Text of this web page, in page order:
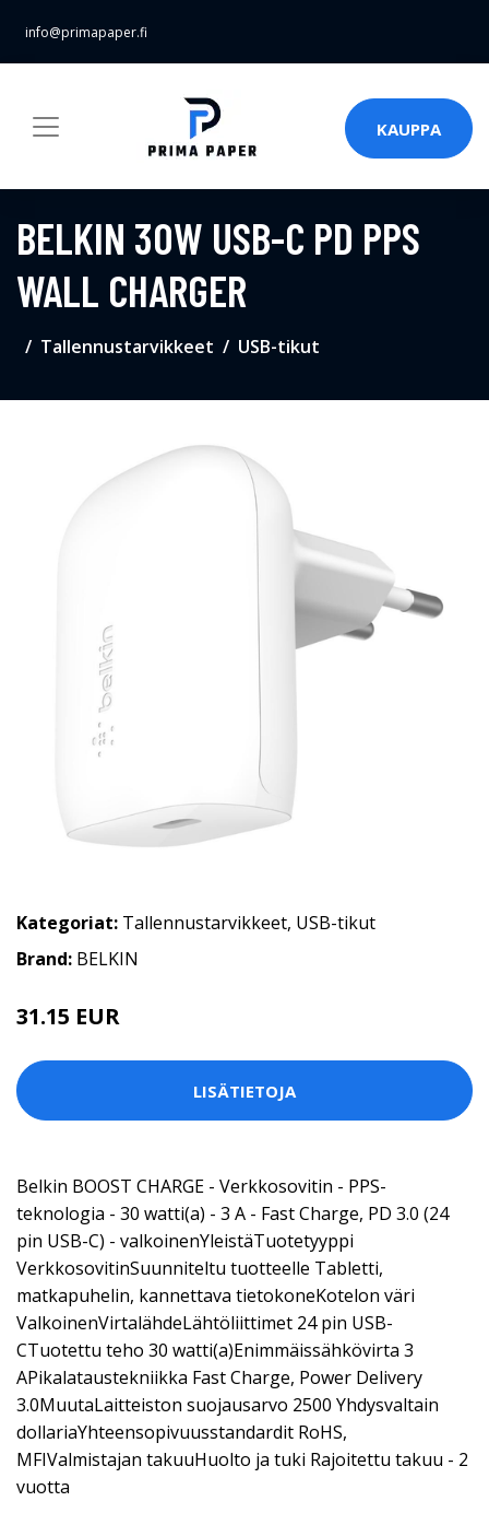
info@primapaper.fi
KAUPPA
BELKIN 30W USB-C PD PPS
WALL CHARGER
Tallennustarvikkeet USB-tikut
Kategoriat: Tallennustarvikkeet, USB-tikut
Brand: BELKIN
31.15 EUR
LISÄTIETOJA
Belkin BOOST CHARGE - Verkkosovitin - PPS-
teknologia - 30 watti(a) - 3 A - Fast Charge, PD 3.0 (24
pin USB-C) - valkoinenYleistäTuotetyyppi
VerkkosovitinSuunniteltu tuotteelle Tabletti,
matkapuhelin, kannettava tietokoneKotelon väri
ValkoinenVirtalähdeLähtöliittimet 24 pin USB-
CTuotettu teho 30 watti(a)Enimmäissähkövirta 3
APikalataustekniikka Fast Charge, Power Delivery
3.0MuutaLaitteiston suojausarvo 2500 Yhdysvaltain
dollariaYhteensopivuusstandardit RoHS,
MFIValmistajan takuuHuolto ja tuki Rajoitettu takuu - 2
vuotta